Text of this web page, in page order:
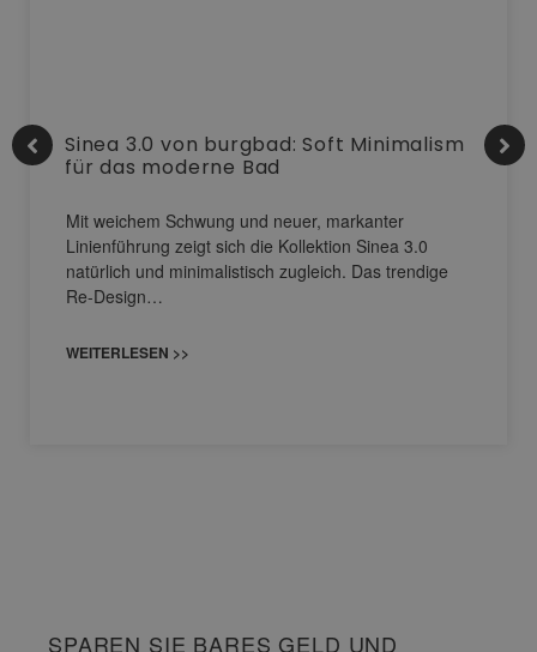
Sinea 3.0 von burgbad: Soft Minimalism
für das moderne Bad
Mit weichem Schwung und neuer, markanter
Linienführung zeigt sich die Kollektion Sinea 3.0
natürlich und minimalistisch zugleich. Das trendige
Re-Design…
WEITERLESEN >>
SPAREN SIE BARES GELD UND